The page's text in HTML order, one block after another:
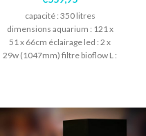
capacité : 350 litres
dimensions aquarium : 121 x
51 x 66cm éclairage led : 2 x
29w (1047mm) filtre bioflow L :